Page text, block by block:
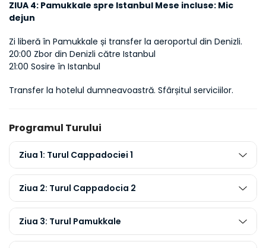
ZIUA 4: Pamukkale spre Istanbul Mese incluse: Mic
dejun
Zi liberă în Pamukkale și transfer la aeroportul din Denizli.
20:00 Zbor din Denizli către Istanbul
21:00 Sosire în Istanbul
Transfer la hotelul dumneavoastră. Sfârșitul serviciilor.
Programul Turului
Ziua 1: Turul Cappadociei 1
Ziua 2: Turul Cappadocia 2
Ziua 3: Turul Pamukkale